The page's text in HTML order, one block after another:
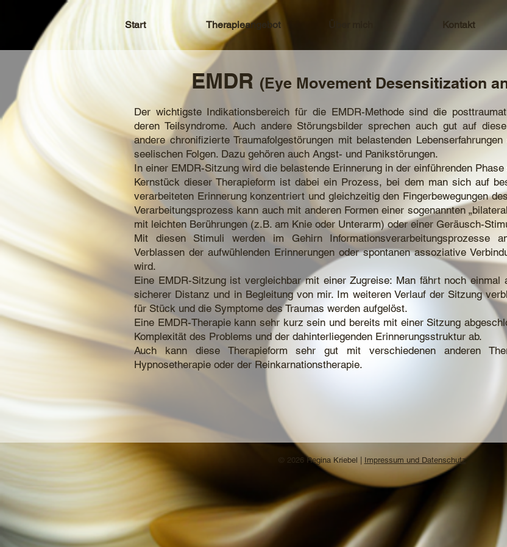
Start Therapieangebot Kontakt
EMDR (Eye Movement Desensitization
Der wichtigste Indikationsbereich für die EMDR-Methode sind die
deren Teilsyndrome. Auch andere Störungsbilder sprechen auch gut auf
andere chronifizierte Traumafolgestörungen mit belastenden
seelischen Folgen. Dazu gehören auch Angst- und Panikstörungen.
In einer EMDR-Sitzung wird die belastende Erinnerung in der einführenden
Kernstück dieser Therapieform ist dabei ein Prozess, bei dem man sich auf
verarbeiteten Erinnerung konzentriert und gleichzeitig den Fingerbewegungen
Verarbeitungsprozess kann auch mit anderen Formen einer sogenannten
mit leichten Berührungen (z.B. am Knie oder Unterarm) oder einer Geräusch-
Mit diesen Stimuli werden im Gehirn Informationsverarbeitungsprozesse
Verblassen der aufwühlenden Erinnerungen oder spontanen assoziative
wird.
Eine EMDR-Sitzung ist vergleichbar mit einer Zugreise: Man fährt noch
sicherer Distanz und in Begleitung von mir. Im weiteren Verlauf der Sitzung
für Stück und die Symptome des Traumas werden aufgelöst.
Eine EMDR-Therapie kann sehr kurz sein und bereits mit einer Sitzung
Komplexität des Problems und der dahinterliegenden Erinnerungsstruktur ab.
Auch kann diese Therapieform sehr gut mit verschiedenen anderen
Hypnosetherapie oder der Reinkarnationstherapie.
© 2026 Regina Kriebel | Impressum und Datenschutz